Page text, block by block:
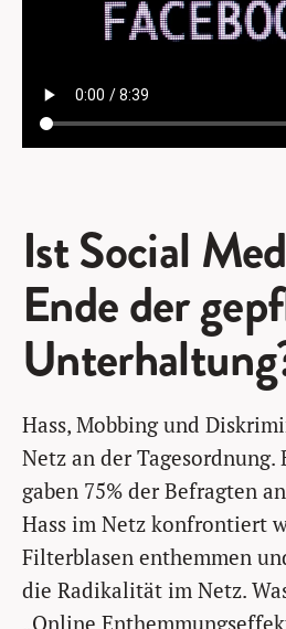
Ist Social
Ende der
Hass, Mobbing und
Netz an der Tagesordnung.
gaben 75% der Befragten
Hass im Netz konfrontiert
Filterblasen enthemmen
die Radikalität im Netz.
„Online